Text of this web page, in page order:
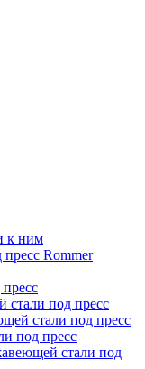
к ним
Rommer
под пресс
стали под пресс
под пресс
стали под